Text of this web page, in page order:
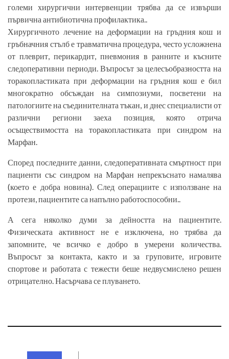
големи хирургични интервенции трябва да се извърши
първична антибиотична профилактика..
Хирургичното лечение на деформации на гръдния кош и
гръбначния стълб е травматична процедура, често усложнена
от плеврит, перикардит, пневмония в ранните и късните
следоперативни периоди. Въпросът за целесъобразността на
торакопластиката при деформации на гръдния кош е бил
многократно обсъждан на симпозиуми, посветени на
патологиите на съединителната тъкан, и днес специалисти от
различни региони заеха позиция, която отрича
осъществимостта на торакопластиката при синдром на
Марфан.
Според последните данни, следоперативната смъртност при
пациенти със синдром на Марфан непрекъснато намалява
(което е добра новина). След операциите с използване на
протези, пациентите са напълно работоспособни..
А сега няколко думи за дейността на пациентите.
Физическата активност не е изключена, но трябва да
запомните, че всичко е добро в умерени количества.
Въпросът за контакта, както и за груповите, игровите
спортове и работата с тежести беше недвусмислено решен
отрицателно. Насърчава се плуването.